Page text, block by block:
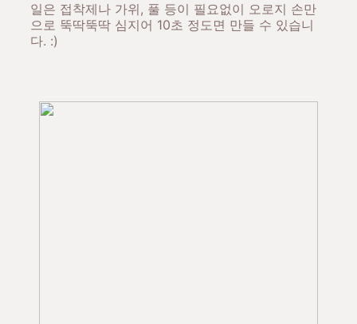
일은 접착제나 가위, 풀 등이 필요없이 오로지 손만
으로 뚝딱뚝딱 심지어 10초 정도면 만들 수 있습니
다. :)